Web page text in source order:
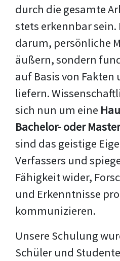
durch die gesamte
stets erkennbar
darum, persönliche
äußern, sondern
auf Basis von Fakten
liefern.
sich nun um eine
Bachelor- oder
sind das geistige
Verfassers und
Fähigkeit wider,
und Erkenntnisse
kommunizieren.
Unsere Schulung
Schüler und